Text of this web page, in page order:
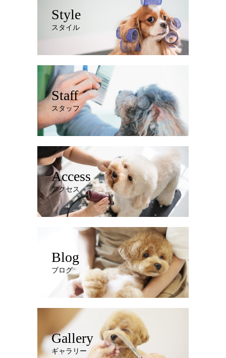
Style
スタイル
Staff
スタッフ
Access
アクセス
Blog
ブログ
Gallery
ギャラリー